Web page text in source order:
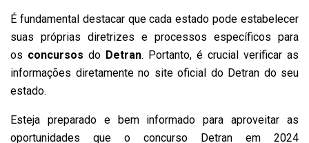
É fundamental destacar que cada estado pode estabelecer
suas próprias diretrizes e processos específicos para
os concursos do Detran. Portanto, é crucial verificar as
informações diretamente no site oficial do Detran do seu
estado.
Esteja preparado e bem informado para aproveitar as
oportunidades que o concurso Detran em 2024